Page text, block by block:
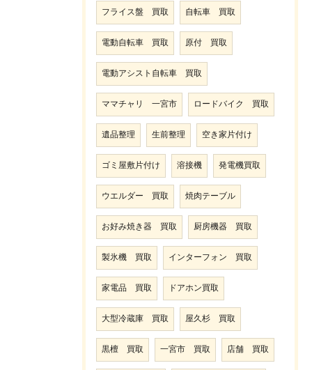
フライス盤 買取 自転車 買取
電動自転車 買取 原付 買取
電動アシスト自転車 買取
ママチャリ 一宮市 ロードバイク 買取
遺品整理 生前整理 空き家片付け
ゴミ屋敷片付け 溶接機 発電機買取
ウエルダー 買取 焼肉テーブル
お好み焼き器 買取 厨房機器 買取
製氷機 買取 インターフォン 買取
家電品 買取 ドアホン買取
大型冷蔵庫 買取 屋久杉 買取
黒檀 買取 一宮市 買取 店舗 買取